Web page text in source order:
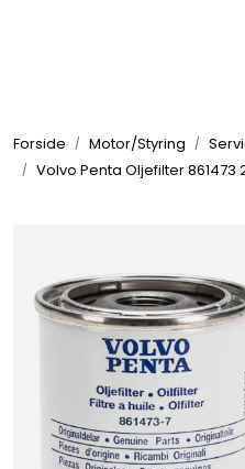
Forside Motor/Styring
Volvo Penta Oljefilter 861473
Elektrisk
Komfort
Motor/Styring